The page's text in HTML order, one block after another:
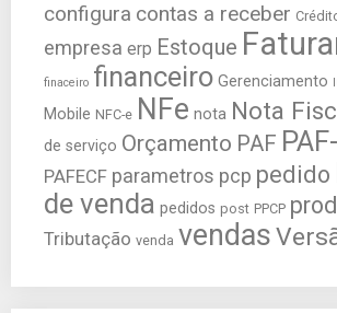
configura contas a receber
empresa erp Estoque
finaceiro financeiro Gerenciamento
Mobile NFC-e NFe nota Nota
de serviço Orçamento PAF
PAFECF parametros pcp pedido
de venda pedidos post PPCP
Tributação venda vendas